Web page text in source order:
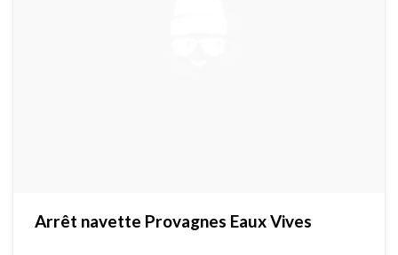
Arrêt navette Provagnes Eaux Vives